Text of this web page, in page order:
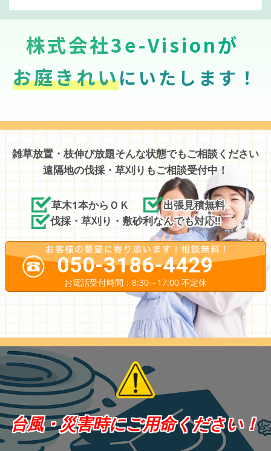
株式会社3e-Visionが
お庭きれいにいたします！
雑草放置・枝伸び放題そんな状態でもご相談ください
遠隔地の伐採・草刈りもご相談受付中！
草木1本からＯＫ
出張見積無料
伐採・草刈り・敷砂利なんでも対応!!
050-3186-4429
お電話受付時間：8:30～17:00 不定休
台風・災害時にご用命ください！